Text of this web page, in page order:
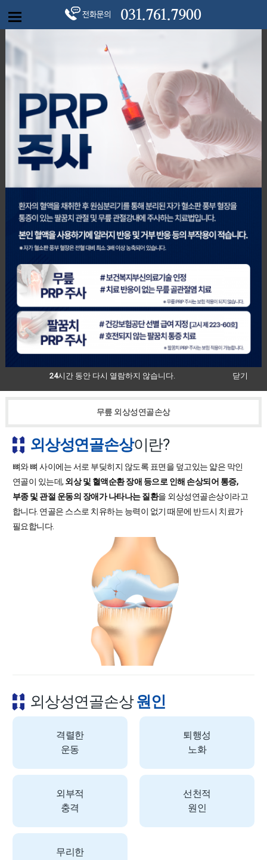
24시간 동안 다시 열람하지 않습니다. 닫기
무릎 외상성연골손상
외상성연골손상이란?
뼈와 뼈 사이에는 서로 부딪히지 않도록 표면을 덮고있는 얇은 막인
연골이 있는데, 외상 및 혈액순환 장애 등으로 인해 손상되어 통증,
부종 및 관절 운동의 장애가 나타나는 질환을 외상성연골손상이라고
합니다. 연골은 스스로 치유하는 능력이 없기 때문에 반드시 치료가
필요합니다.
외상성연골손상원인
격렬한
운동
퇴행성
노화
외부적
충격
선천적
원인
무리한